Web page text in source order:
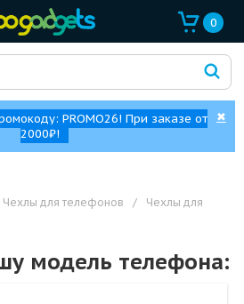
0
PROMO26! При заказе от
2000₽!
✖
Чехлы для телефонов /
Чехлы для
модель телефона: